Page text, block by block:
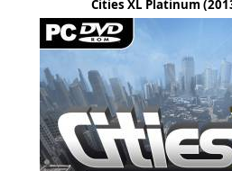
Cities XL Platinum